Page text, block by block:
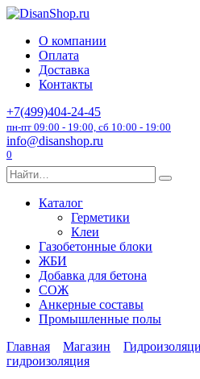
Перейти
содержанию
О компании
Оплата
Доставка
Контакты
+7(499)404-24-45
пн-пт 09:00 - 19:00, сб 10:00 - 19:00
info@disanshop.ru
0
Search
for:
Каталог
Герметики
Клеи
Газобетонные блоки
ЖБИ
Добавка для бетона
СОЖ
Анкерные составы
Промышленные полы
Главная
Магазин
гидроизоляция